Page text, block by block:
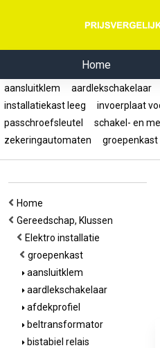
Home
aansluitklem aardlekschakelaar
installatiekast leeg
invoerplaat
passchroefsleutel
schakel- en
zekeringautomaten
Home
Gereedschap, Klussen
Elektro installatie
groepenkast
aansluitklem
aardlekschakelaar
afdekprofiel
beltransformator
bistabiel relais